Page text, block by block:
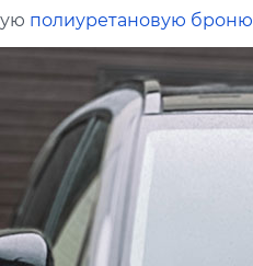
полиуретановую броню